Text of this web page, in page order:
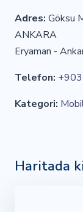
Adres: Göksu
ANKARA
Eryaman -
Telefon:
Kategori:
Haritada